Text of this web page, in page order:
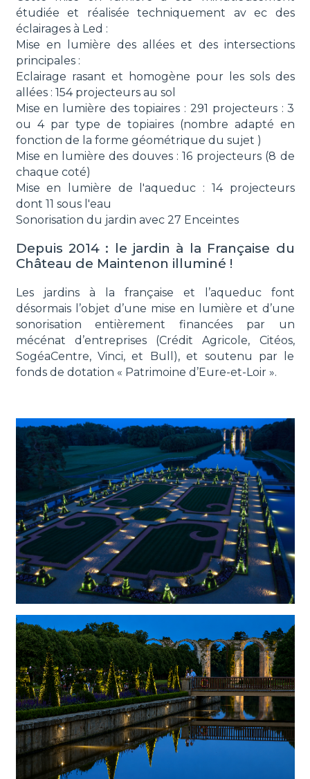
étudiée et réalisée techniquement av ec des
éclairages à Led :
Mise en lumière des allées et des intersections
principales :
Eclairage rasant et homogène pour les sols des
allées : 154 projecteurs au sol
Mise en lumière des topiaires : 291 projecteurs : 3
ou 4 par type de topiaires (nombre adapté en
fonction de la forme géométrique du sujet )
Mise en lumière des douves : 16 projecteurs (8 de
chaque coté)
Mise en lumière de l'aqueduc : 14 projecteurs
dont 11 sous l'eau
Sonorisation du jardin avec 27 Enceintes
Depuis 2014 : le jardin à la Française du
Château de Maintenon illuminé !
Les jardins à la française et l’aqueduc font
désormais l’objet d’une mise en lumière et d’une
sonorisation entièrement financées par un
mécénat d’entreprises (Crédit Agricole, Citéos,
SogéaCentre, Vinci, et Bull), et soutenu par le
fonds de dotation « Patrimoine d’Eure-et-Loir ».